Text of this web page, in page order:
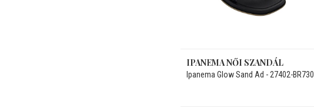
IPANEMA NŐI SZANDÁL
Ipanema Glow Sand Ad - 27402-BR730